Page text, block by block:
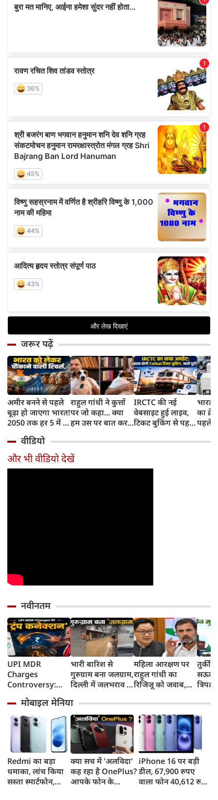
जरूर पढ़ें
अमीर बनने से पहले
बूढ़ा हो जाएगा भारत!
2050 तक हर 5 में 1
साल से ज्यादा उम्र का
राहुल गांधी ने कुत्तों
पर जो कहा... क्या
हम उस पर बात कर
IRCTC की नई
वेबसाइट हुई लाइव,
टिकट बुकिंग से पहले
काम, जानें पूरा
भारत
का
पहले
और
वीडियो
और भी वीडियो देखें
नवीनतम
UPI MDR
Charges
Controversy:
'ट्रंप कनेक्शन' की
क्यों हो रही चर्चा?
भारी बारिश से
गुरुग्राम बना जलग्राम,
दिल्ली में जलभराव से
महिला आरक्षण पर
राहुल गांधी का
रिजिजू को जवाब,
कानून बिना शर्त लागू
करें
तुर्की,
सऊदी
मोबाइल मेनिया
Redmi का बड़ा
धमाका, लांच किया
सस्ता स्मार्टफोन,
क्या सच में 'अलविदा'
कह रहा है OnePlus?
आपके फोन के
iPhone 16 पर बड़ी
डील, 67,900 रुपए
वाला फोन 40,612 रुपए